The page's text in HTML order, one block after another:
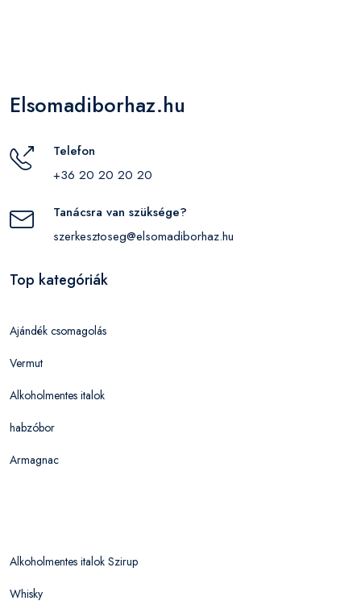
Elsomadiborhaz.hu
Telefon
+36 20 20 20 20
Tanácsra van szüksége?
szerkesztoseg@elsomadiborhaz.hu
Top kategóriák
Ajándék csomagolás
Vermut
Alkoholmentes italok
habzóbor
Armagnac
Alkoholmentes italok Szirup
Whisky